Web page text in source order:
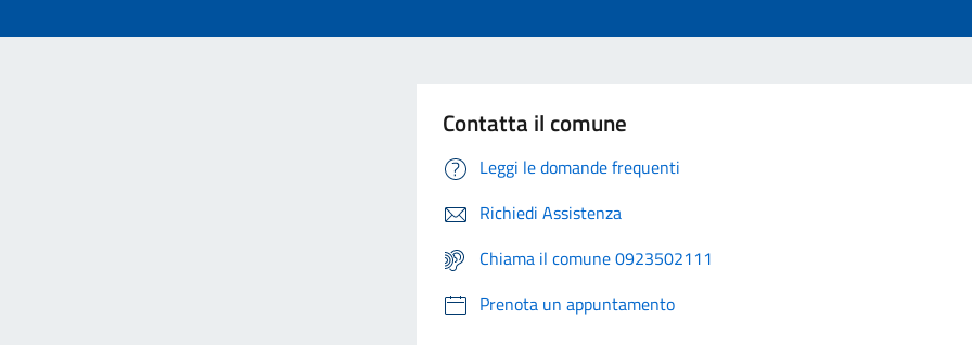
Contatta il comune
Leggi le domande frequenti
Richiedi Assistenza
Chiama il comune 0923502111
Prenota un appuntamento